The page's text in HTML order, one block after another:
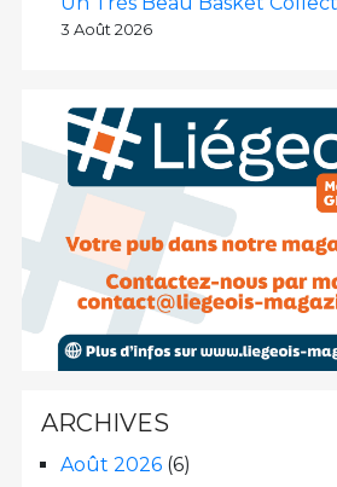
3 Août 2026
ARCHIVES
Août 2026 (6)